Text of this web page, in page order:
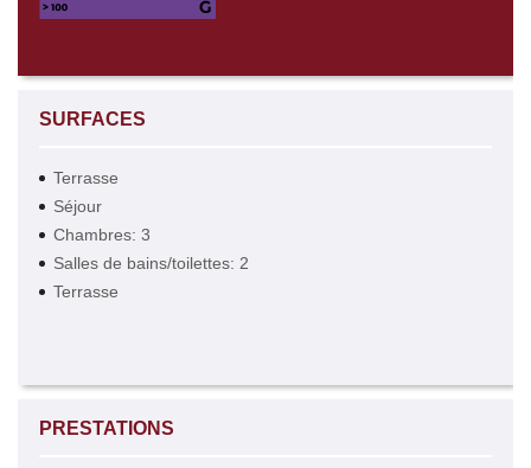
SURFACES
Terrasse
Séjour
Chambres: 3
Salles de bains/toilettes: 2
Terrasse
PRESTATIONS